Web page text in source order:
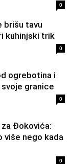
0
brišu tavu
kuhinjski trik
0
ogrebotina i
granice
0
Đokovića:
više nego kada
0